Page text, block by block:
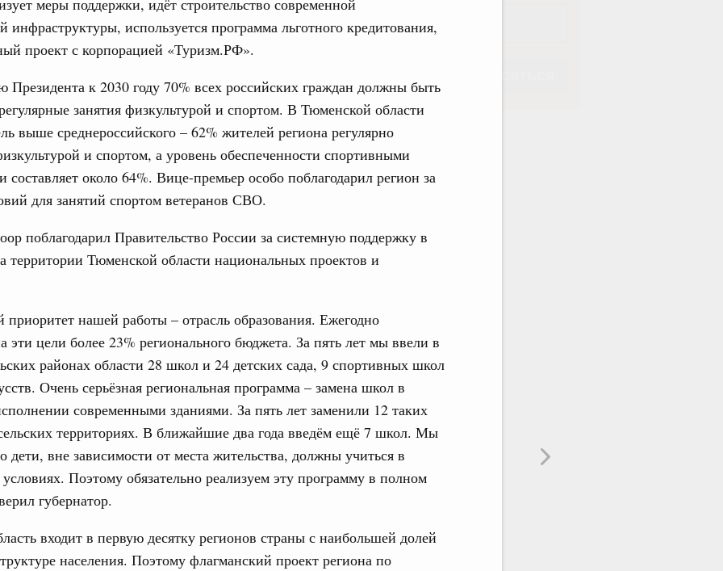
инфраструктуры, используется программа льготного кредитования,
проект с корпорацией «Туризм.РФ».
Президента к 2030 году 70% всех российских граждан должны быть
занятия физкультурой и спортом. В Тюменской области
выше среднероссийского – 62% жителей региона регулярно
и спортом, а уровень обеспеченности спортивными
составляет около 64%. Вице-премьер особо поблагодарил регион за
для занятий спортом ветеранов СВО.
поблагодарил Правительство России за системную поддержку в
территории Тюменской области национальных проектов и
приоритет нашей работы – отрасль образования. Ежегодно
эти цели более 23% регионального бюджета. За пять лет мы ввели в
районах области 28 школ и 24 детских сада, 9 спортивных школ
Очень серьёзная региональная программа – замена школ в
современными зданиями. За пять лет заменили 12 таких
территориях. В ближайшие два года введём ещё 7 школ. Мы
дети, вне зависимости от места жительства, должны учиться в
Поэтому обязательно реализуем эту программу в полном
губернатор.
входит в первую десятку регионов страны с наибольшей долей
населения. Поэтому флагманский проект региона по
перевозок, формирование общего финансового
на пространстве СНГ
встрече Президента Киргизии Садыра
заседания Евразийского
Вчера
Правительственной комиссии по
объектов федерального значения
для жизни»
участков, ведущих к спортивным
«Инфраструктура для жизни»
и руководитель Росмолодёжи Григорий
проекта «Кольцо открытий»
Интеграция на пространстве СНГ
совета в узком составе
странами (кроме СНГ) на двусторонней основе
с Министром промышленности,
Мохаммадом Атабаком
Email